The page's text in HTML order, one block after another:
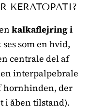
KERATOPATI?
kalkaflejring i
som en hvid,
centrale del af
interpalpebrale
hornhinden, der
i åben tilstand).